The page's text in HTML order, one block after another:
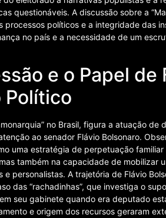
questionáveis. A discussão sobre a
políticos e a integridade das
no país e a necessidade de um
e o Papel de
Político
no Brasil, figura a atuação de
ao senador Flávio Bolsonaro.
uma estratégia de perpetuação familiar
também na capacidade de mobilizar
personalistas. A trajetória de Flávio
das “rachadinhas”, que investiga o
seu gabinete quando era deputado
e origem dos recursos geraram